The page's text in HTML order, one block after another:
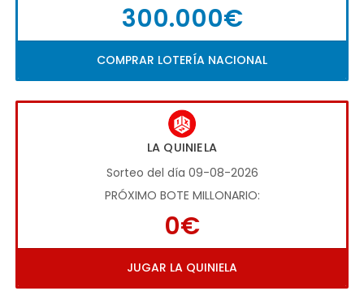
300.000€
COMPRAR LOTERÍA NACIONAL
LA QUINIELA
Sorteo del día 09-08-2026
PRÓXIMO BOTE MILLONARIO:
0€
JUGAR LA QUINIELA